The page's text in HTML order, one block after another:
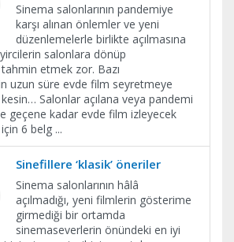
Sinema salonlarının pandemiye
karşı alınan önlemler ve yeni
düzenlemelerle birlikte açılmasına
salonlara dönüp
etmek zor. Bazı
uzun süre evde film seyretmeye
Salonlar açılana veya pandemi
geçene kadar evde film izleyecek
6 belg ...
Sinefillere ‘klasik’ öneriler
Sinema salonlarının hâlâ
açılmadığı, yeni filmlerin gösterime
girmediği bir ortamda
sinemaseverlerin önündeki en iyi